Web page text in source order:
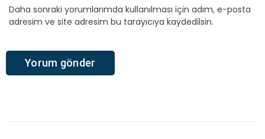
Daha sonraki yorumlarımda kullanılması için adım, e-posta
adresim ve site adresim bu tarayıcıya kaydedilsin.